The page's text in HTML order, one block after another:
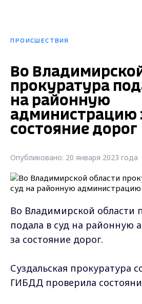
ПРОИСШЕСТВИЯ
Во
прокуратура
на районную
администрацию
состояние дорог
Опубликовано: 20 января 2023 года
Во Владимирской области
подала в суд на районную
за состояние дорог.
Суздальская прокуратура
ГИБДД проверила